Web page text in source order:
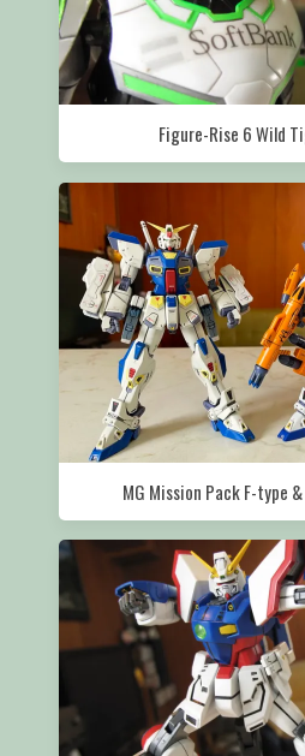
Figure-Rise 6 Wild
MG Mission Pack F-type